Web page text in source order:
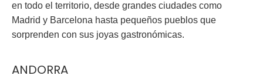
en todo el territorio, desde grandes ciudades como
Madrid y Barcelona hasta pequeños pueblos que
sorprenden con sus joyas gastronómicas.
ANDORRA